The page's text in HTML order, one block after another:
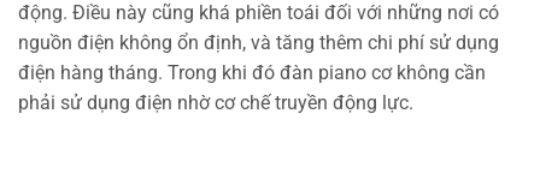
động. Điều này cũng khá phiền toái đối với những nơi có
nguồn điện không ổn định, và tăng thêm chi phí sử dụng
điện hàng tháng. Trong khi đó đàn piano cơ không cần
phải sử dụng điện nhờ cơ chế truyền động lực.